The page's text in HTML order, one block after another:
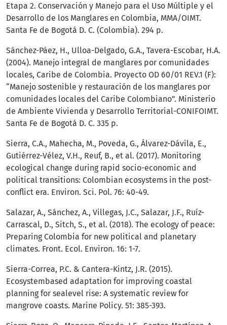
Etapa 2. Conservación y Manejo para el Uso Múltiple y el
Desarrollo de los Manglares en Colombia, MMA/OIMT.
Santa Fe de Bogotá D. C. (Colombia). 294 p.
Sánchez-Páez, H., Ulloa-Delgado, G.A., Tavera-Escobar, H.A.
(2004). Manejo integral de manglares por comunidades
locales, Caribe de Colombia. Proyecto OD 60/01 REV.1 (F):
“Manejo sostenible y restauración de los manglares por
comunidades locales del Caribe Colombiano”. Ministerio
de Ambiente Vivienda y Desarrollo Territorial-CONIFOIMT.
Santa Fe de Bogotá D. C. 335 p.
Sierra, C.A., Mahecha, M., Poveda, G., Álvarez-Dávila, E.,
Gutiérrez-Vélez, V.H., Reuf, B., et al. (2017). Monitoring
ecological change during rapid socio-economic and
political transitions: Colombian ecosystems in the post-
conflict era. Environ. Sci. Pol. 76: 40-49.
Salazar, A., Sánchez, A., Villegas, J.C., Salazar, J.F., Ruíz-
Carrascal, D., Sitch, S., et al. (2018). The ecology of peace:
Preparing Colombia for new political and planetary
climates. Front. Ecol. Environ. 16: 1-7.
Sierra-Correa, P.C. & Cantera-Kintz, J.R. (2015).
Ecosystembased adaptation for improving coastal
planning for sealevel rise: A systematic review for
mangrove coasts. Marine Policy. 51: 385-393.